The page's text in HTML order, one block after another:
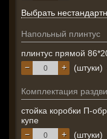
Выбрать
Напольный плинтус
плинтус прямой
+
− (штуки)
Комплектация
стойка коробки П-
купе
+
− (штуки)